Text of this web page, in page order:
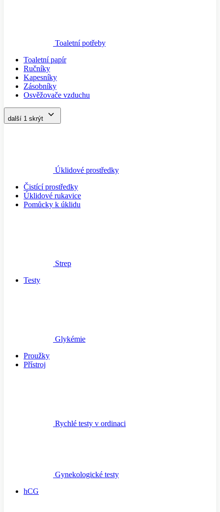
Toaletní potřeby
Toaletní papír
Ručníky
Kapesníky
Zásobníky
Osvěžovače vzduchu
další 1 skrýt
Úklidové prostředky
Čistící prostředky
Úklidové rukavice
Pomůcky k úklidu
Strep
Testy
Glykémie
Proužky
Přístroj
Rychlé testy v ordinaci
Gynekologické testy
hCG